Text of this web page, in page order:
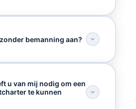
bemanning aan?
u van mij nodig om een
te kunnen